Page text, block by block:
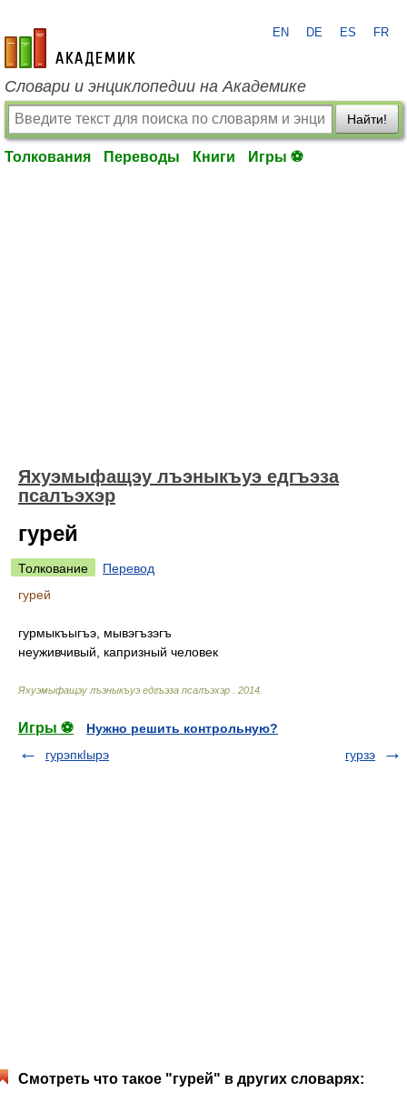
academic.ru
EN DE ES FR
Словари и энциклопедии на Академике
Найти!
Толкования Переводы Книги Игры ⚽
Яхуэмыфащэу лъэныкъуэ едгъэза
псалъэхэр
гурей
Толкование
Перевод
гурей
гурмыкъыгъэ, мывэгъзэгъ
неуживчивый, капризный человек
Яхуэмыфащэу лъэныкъуэ едгъэза псалъэхэр 2014
Игры ⚽
Нужно решить контрольную?
гурэпкIырэ
гурзэ
Смотреть что такое "гурей" в других словарях: